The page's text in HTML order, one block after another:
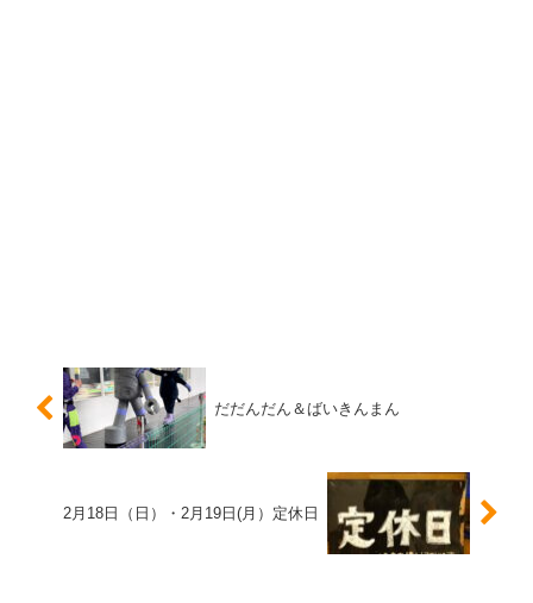
だだんだん＆ばいきんまん
2月18日（日）・2月19日(月）定休日